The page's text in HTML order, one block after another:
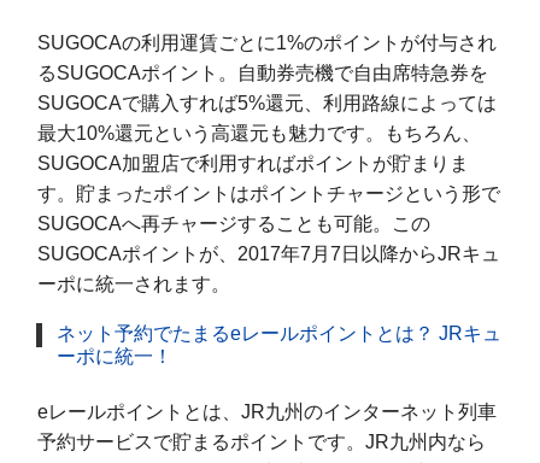
SUGOCAの利用運賃ごとに1%のポイントが付与され
るSUGOCAポイント。自動券売機で自由席特急券を
SUGOCAで購入すれば5%還元、利用路線によっては
最大10%還元という高還元も魅力です。もちろん、
SUGOCA加盟店で利用すればポイントが貯まりま
す。貯まったポイントはポイントチャージという形で
SUGOCAへ再チャージすることも可能。この
SUGOCAポイントが、2017年7月7日以降からJRキュ
ーポに統一されます。
ネット予約でたまるeレールポイントとは？ JRキュ
ーポに統一！
eレールポイントとは、JR九州のインターネット列車
予約サービスで貯まるポイントです。JR九州内なら